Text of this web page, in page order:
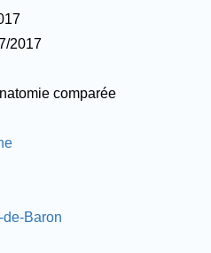
2017
comparée
Baron